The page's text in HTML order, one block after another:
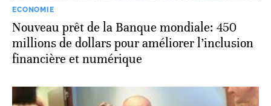
ECONOMIE
Nouveau prêt de la Banque mondiale: 450
millions de dollars pour améliorer l’inclusion
financière et numérique